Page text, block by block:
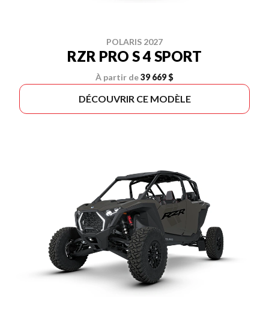
POLARIS 2027
RZR PRO S 4 SPORT
À partir de39 669 $
DÉCOUVRIR CE MODÈLE